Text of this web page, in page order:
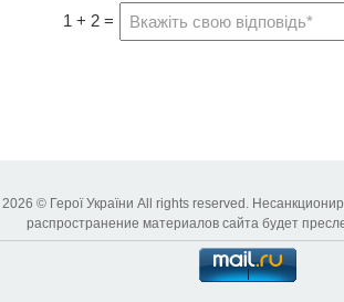
1 + 2 =
2026 © Герої України All rights reserved.
распространение материалов сайта будет